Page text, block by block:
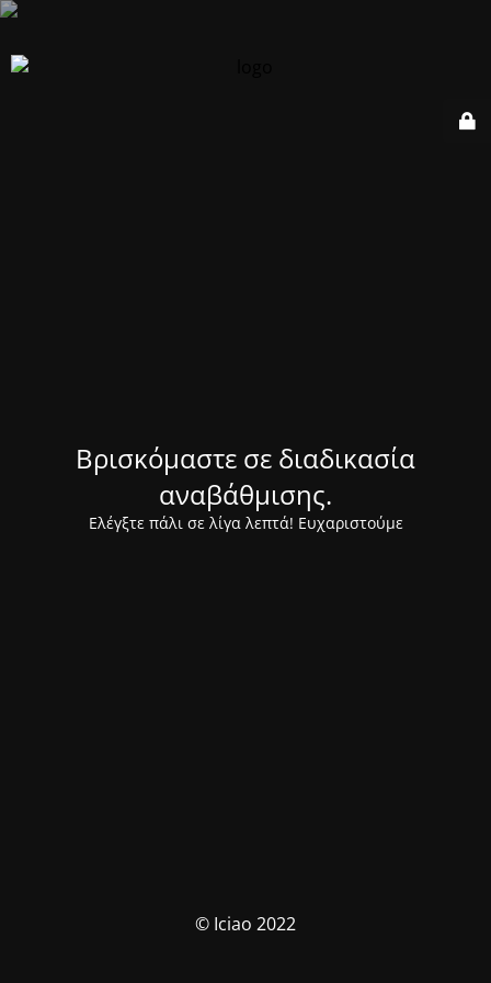
Βρισκόμαστε σε διαδικασία
αναβάθμισης.
Ελέγξτε πάλι σε λίγα λεπτά! Ευχαριστούμε
© Iciao 2022